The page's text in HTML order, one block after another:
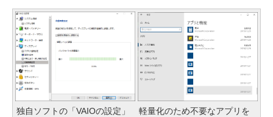
独自ソフトの「VAIOの設定」
軽量化のため不要なアプリを